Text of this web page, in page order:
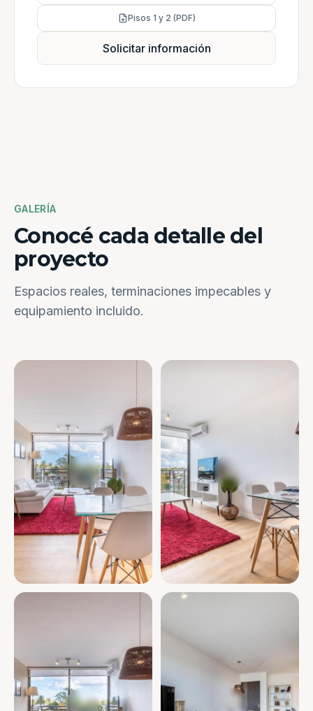
Pisos 1 y 2 (PDF)
Solicitar información
GALERÍA
Conocé cada detalle del
proyecto
Espacios reales, terminaciones impecables y
equipamiento incluido.